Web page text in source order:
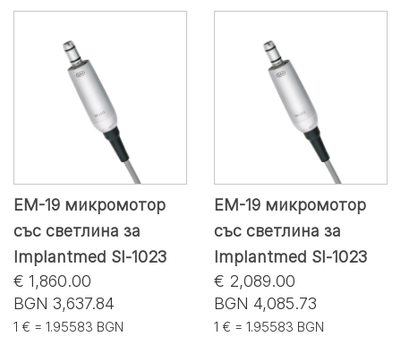
EM-19 микромотор
със светлина за
Implantmed Sl-1023
€ 1,860.00
BGN 3,637.84
1 € = 1.95583 BGN
EM-19 микромотор
със светлина за
Implantmed Sl-1023
€ 2,089.00
BGN 4,085.73
1 € = 1.95583 BGN